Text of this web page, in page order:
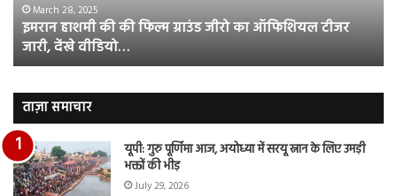
का
ऑफिशियल
टीजर
जारी,
वीडियो…
March 28, 2025
इमरान हाशमी की की फिल्म ग्राउंड जीरो का ऑफिशियल टीजर
जारी, देंखे वीडियो…
ताज़ा समाचार
यूपी: गुरु पूर्णिमा आज, अयोध्या में सरयू स्नान के लिए उमड़ी
भक्तों की भीड़
July 29, 2026